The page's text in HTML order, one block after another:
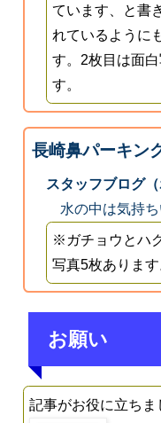
ています、と書
れているように
す。2枚目は面
す。
長崎鼻パーキン
スタッフブログ（
水の中は気持ち
※ガチョウとハ
写真5枚あります
お願い
記事がお役に立ちま